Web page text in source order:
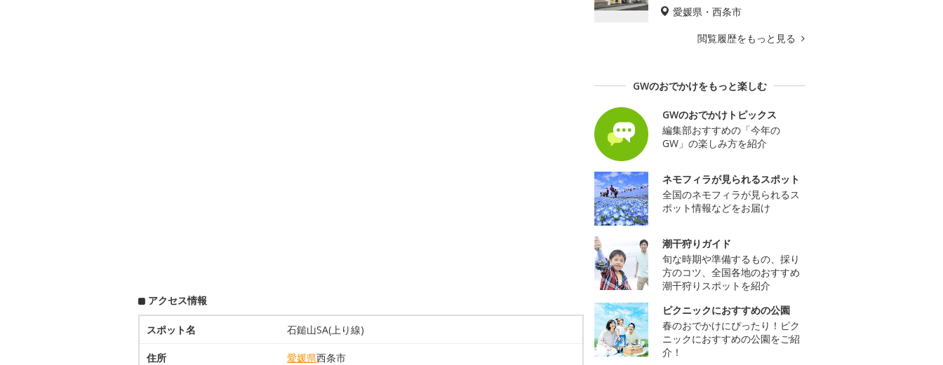
アクセス情報
スポット名 石鎚山SA(上り線)
住所 愛媛県西条市
愛媛県・西条市
閲覧履歴をもっと見る
GWのおでかけをもっと楽しむ
GWのおでかけトピックス
編集部おすすめの「今年の
GW」の楽しみ方を紹介
ネモフィラが見られるスポット
全国のネモフィラが見られるス
ポット情報などをお届け
潮干狩りガイド
旬な時期や準備するもの、採り
方のコツ、全国各地のおすすめ
潮干狩りスポットを紹介
ピクニックにおすすめの公園
春のおでかけにぴったり！ピク
ニックにおすすめの公園をご紹
介！